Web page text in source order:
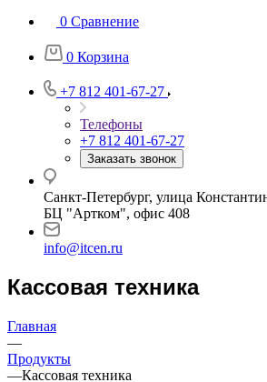
0 Сравнение
0 Корзина
+7 812 401-67-27
Телефоны
+7 812 401-67-27
Заказать звонок
Санкт-Петербург, улица
БЦ "Артком", офис 408
info@itcen.ru
Кассовая техника
Главная
—
Продукты
—Кассовая техника